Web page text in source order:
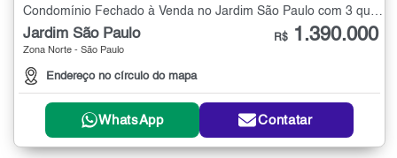
Condomínio Fechado à Venda no Jardim São Paulo com 3 quartos - 240 m²
Jardim São Paulo
Zona Norte - São Paulo
Endereço no círculo do mapa
R$ 1.390.000
WhatsApp Contatar